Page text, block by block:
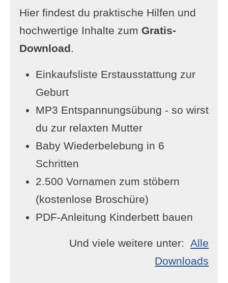
Hier findest du praktische Hilfen und
hochwertige Inhalte zum Gratis-
Download.
Einkaufsliste Erstausstattung zur
Geburt
MP3 Entspannungsübung - so wirst
du zur relaxten Mutter
Baby Wiederbelebung in 6
Schritten
2.500 Vornamen zum stöbern
(kostenlose Broschüre)
PDF-Anleitung Kinderbett bauen
Und viele weitere unter:Alle
Downloads